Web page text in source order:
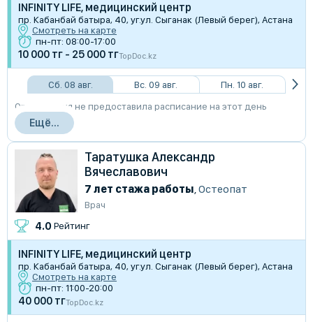
INFINITY LIFE, медицинский центр
пр. Кабанбай батыра, 40, уг.ул. Сыганак (Левый берег), Астана
Смотреть на карте
пн-пт: 08:00-17:00
10 000 тг - 25 000 тгTopDoc.kz
Сб. 08 авг. Вс. 09 авг.
Пн. 10 авг.
Организация не предоставила расписание на этот день
Ещё...
Таратушка Александр
Вячеславович
7 лет стажа работы,Остеопат
Врач
4.0 Рейтинг
INFINITY LIFE, медицинский центр
пр. Кабанбай батыра, 40, уг.ул. Сыганак (Левый берег), Астана
Смотреть на карте
пн-пт: 11:00-20:00
40 000 тгTopDoc.kz